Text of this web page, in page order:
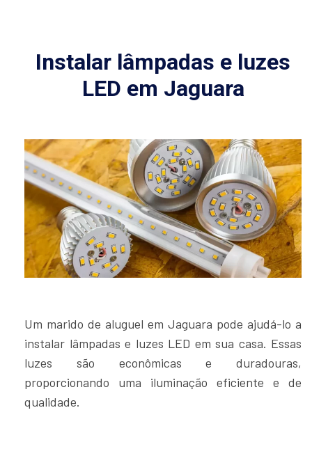
Instalar lâmpadas e luzes
LED em Jaguara
Um marido de aluguel em Jaguara pode ajudá-lo a
instalar lâmpadas e luzes LED em sua casa. Essas
luzes são econômicas e duradouras,
proporcionando uma iluminação eficiente e de
qualidade.